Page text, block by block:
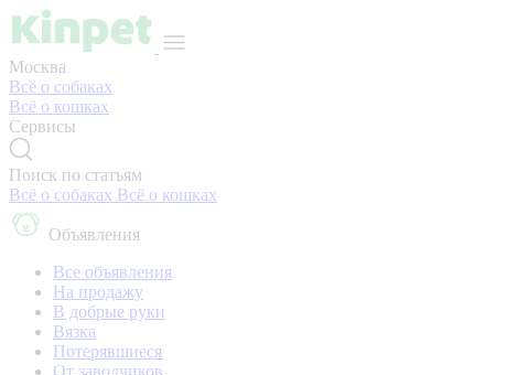
Москва
Всё о собаках
Всё о кошках
Сервисы
Поиск по статьям
Всё о собаках Всё о кошках
Объявления
Все объявления
На продажу
В добрые руки
Вязка
Потерявшиеся
От заводчиков